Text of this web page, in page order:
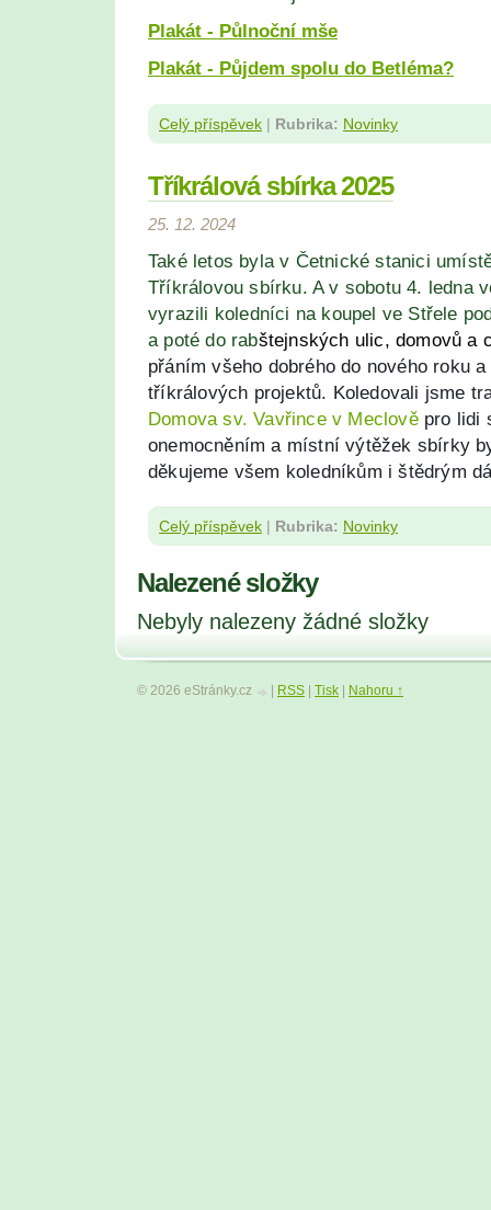
Plakát - Půlnoční mše
Plakát - Půjdem spolu do Betléma?
Celý příspěvek | Rubrika: Novinky
Tříkrálová sbírka 2025
25. 12. 2024
Také letos byla v Četnické stanici
Tříkrálovou sbírku. A v sobotu 4. ledna
vyrazili koledníci na koupel ve Střele
a poté do rabštejnských ulic, domovů a
přáním všeho dobrého do nového roku
tříkrálových projektů. Koledovali jsme
Domova sv. Vavřince v Meclověpro lidi
onemocněním a místní výtěžek sbírky
děkujeme všem koledníkům i štědrým
Celý příspěvek | Rubrika: Novinky
Nalezené složky
Nebyly nalezeny žádné složky
© 2026 eStránky.cz RSS Tisk Nahoru ↑